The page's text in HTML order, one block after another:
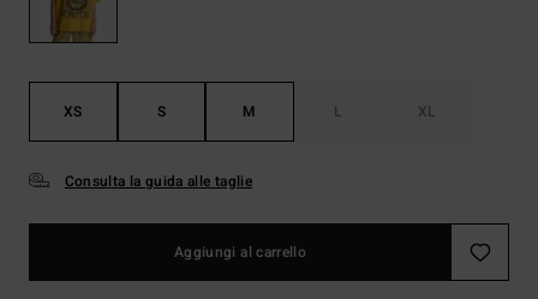
XS S M L XL
Consulta la guida alle taglie
Aggiungi al carrello